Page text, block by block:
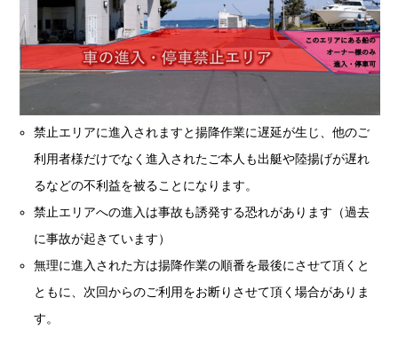
禁止エリアに進入されますと揚降作業に遅延が生じ、他のご
利用者様だけでなく進入されたご本人も出艇や陸揚げが遅れ
るなどの不利益を被ることになります。
禁止エリアへの進入は事故も誘発する恐れがあります（過去
に事故が起きています）
無理に進入された方は揚降作業の順番を最後にさせて頂くと
ともに、次回からのご利用をお断りさせて頂く場合がありま
す。